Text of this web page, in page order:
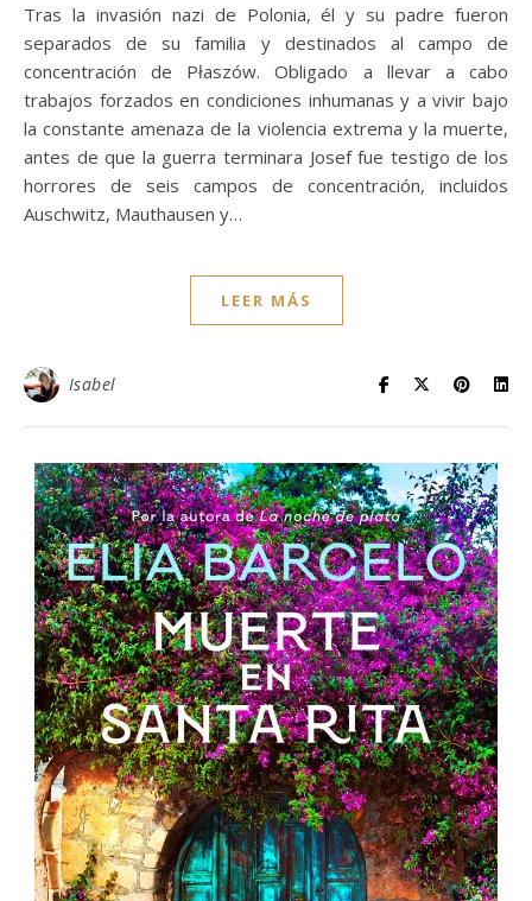
Tras la invasión nazi de Polonia, él y su padre fueron
separados de su familia y destinados al campo de
concentración de Płaszów. Obligado a llevar a cabo
trabajos forzados en condiciones inhumanas y a vivir bajo
la constante amenaza de la violencia extrema y la muerte,
antes de que la guerra terminara Josef fue testigo de los
horrores de seis campos de concentración, incluidos
Auschwitz, Mauthausen y…
LEER MÁS
Isabel